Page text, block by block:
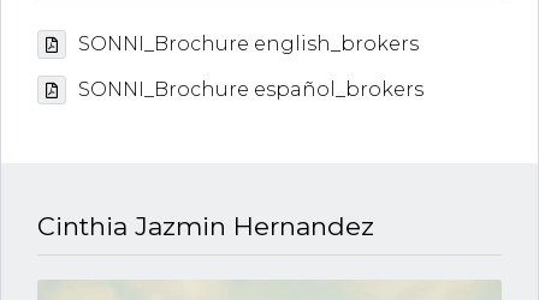
SONNI_Brochure english_brokers
SONNI_Brochure español_brokers
Cinthia Jazmin Hernandez